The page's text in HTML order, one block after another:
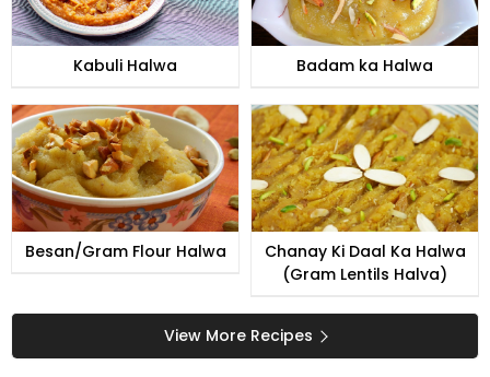
Kabuli Halwa Badam ka Halwa
Besan/Gram Flour Halwa
Chanay Ki Daal Ka Halwa
(Gram Lentils Halva)
View More Recipes